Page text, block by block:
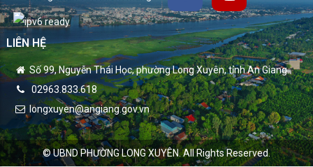
LIÊN HỆ
Số 99, Nguyễn Thái Học, phường Long Xuyên, tỉnh An Giang.
02963.833.618
longxuyen@angiang.gov.vn
© UBND PHƯỜNG LONG XUYÊN. All Rights Reserved.